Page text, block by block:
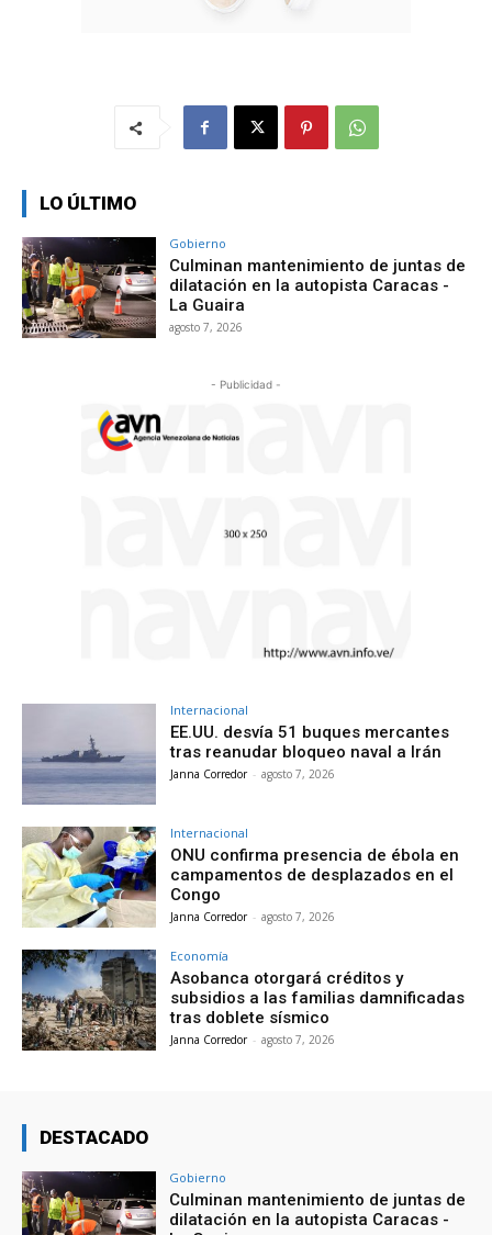
LO ÚLTIMO
Gobierno
Culminan mantenimiento de juntas de
dilatación en la autopista Caracas -
La Guaira
agosto 7, 2026
- Publicidad -
Internacional
EE.UU. desvía 51 buques mercantes
tras reanudar bloqueo naval a Irán
Janna Corredor - agosto 7, 2026
Internacional
ONU confirma presencia de ébola en
campamentos de desplazados en el
Congo
Janna Corredor - agosto 7, 2026
Economía
Asobanca otorgará créditos y
subsidios a las familias damnificadas
tras doblete sísmico
Janna Corredor - agosto 7, 2026
DESTACADO
Gobierno
Culminan mantenimiento de juntas de
dilatación en la autopista Caracas -